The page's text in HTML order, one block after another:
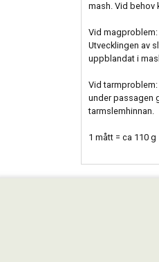
mash. Vid behov
Vid magproblem:
Utvecklingen av
uppblandat i
Vid
under passagen
tarmslemhinnan.
1 mått = ca 110 g